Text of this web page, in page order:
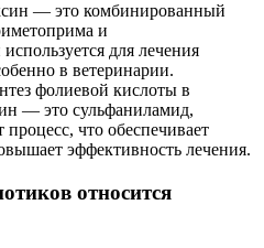
— это комбинированный
и
для лечения
в ветеринарии.
фолиевой кислоты в
— это сульфаниламид,
что обеспечивает
эффективность лечения.
относится